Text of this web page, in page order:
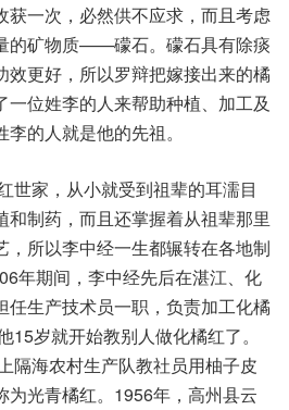
获一次，必然供不应求，而且考虑
的矿物质——礞石。礞石具有除痰
效更好，所以罗辩把嫁接出来的橘
位姓李的人来帮助种植、加工及
的人就是他的先祖。
世家，从小就受到祖辈的耳濡目
和制药，而且还掌握着从祖辈那里
，所以李中经一生都辗转在各地制
年期间，李中经先后在湛江、化
任生产技术员一职，负责加工化橘
15岁就开始教别人做化橘红了。
隔海农村生产队教社员用柚子皮
为光青橘红。1956年，高州县云